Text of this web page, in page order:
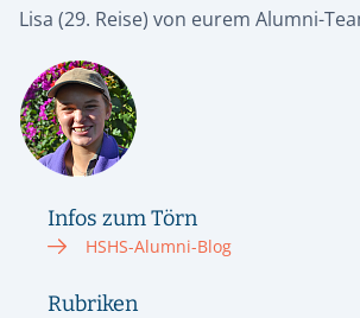
Lisa (29. Reise) von eurem Alumni-
Infos zum Törn
HSHS-Alumni-Blog
Rubriken